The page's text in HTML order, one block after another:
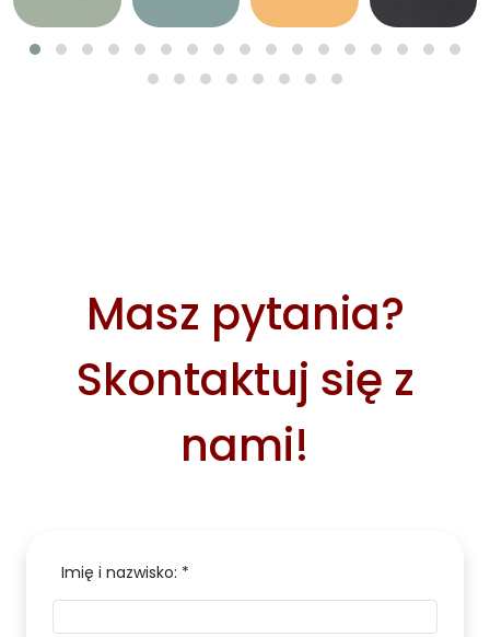
Masz pytania?
Skontaktuj się z
nami!
Imię i nazwisko: *